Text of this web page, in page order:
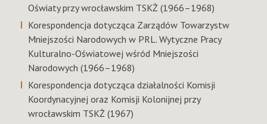
Oświaty przy wrocławskim TSKŻ (1966–1968)
Korespondencja dotycząca Zarządów Towarzystw
Mniejszości Narodowych w PRL. Wytyczne Pracy
Kulturalno-Oświatowej wśród Mniejszości
Narodowych (1966–1968)
Korespondencja dotycząca działalności Komisji
Koordynacyjnej oraz Komisji Kolonijnej przy
wrocławskim TSKŻ (1967)